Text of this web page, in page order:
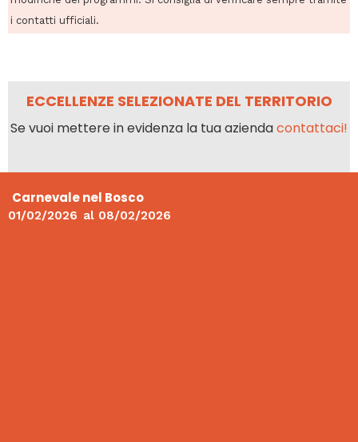
i contatti ufficiali.
ECCELLENZE SELEZIONATE DEL TERRITORIO
Se vuoi mettere in evidenza la tua aziendacontattaci!
Carnevale nel Bosco
01/02/2026 al 08/02/2026